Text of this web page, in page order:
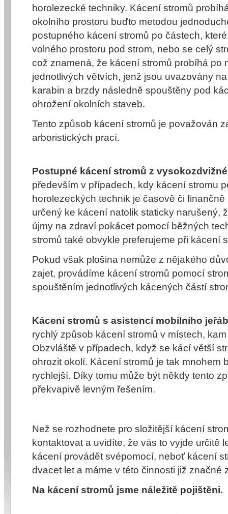
horolezecké techniky. Kácení stromů
okolního prostoru buďto metodou
postupného kácení stromů po částech,
volného prostoru pod strom, nebo se celý
což znamená, že kácení stromů probíhá po
jednotlivých větvích, jenž jsou uvazovány
karabin a brzdy následně spouštěny pod
ohrožení okolních staveb.
Tento způsob kácení stromů je považován
arboristických prací.
Postupné kácení stromů z
především v případech, kdy kácení stromu
horolezeckých technik je časově či
určený ke kácení natolik staticky narušený,
újmy na zdraví pokácet pomocí běžných
stromů také obvykle preferujeme při kácení
Pokud však plošina nemůže z nějakého
zajet, provádíme kácení stromů pomocí
spouštěním jednotlivých kácených částí
Kácení stromů s asistencí mobilního
rychlý způsob kácení stromů v místech,
Obzvláště v případech, když se kácí větší
ohrozit okolí. Kácení stromů je tak mnohem
rychlejší. Díky tomu může být někdy tento
překvapivě levným řešením.
Než se rozhodnete pro složitější kácení
kontaktovat a uvidíte, že vás to vyjde určitě
kácení provádět svépomocí, neboť kácení
dvacet let a máme v této činnosti již značné
Na kácení stromů jsme náležitě pojištěni.